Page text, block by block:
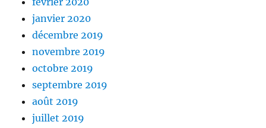
janvier 2020
décembre 2019
novembre 2019
octobre 2019
septembre 2019
août 2019
juillet 2019